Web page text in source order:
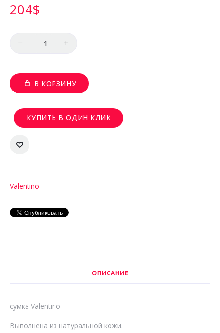
204$
В КОРЗИНУ
КУПИТЬ В ОДИН КЛИК
Valentino
ОПИСАНИЕ
сумка Valentino
Выполнена из натуральной кожи.